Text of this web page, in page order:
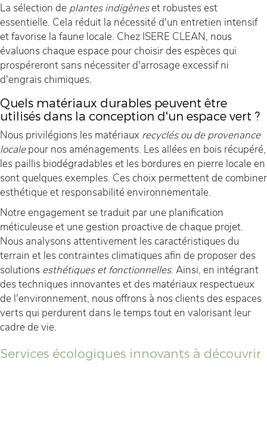
La sélection de plantes indigèneset robustes est
essentielle. Cela réduit la nécessité d'un entretien intensif
et favorise la faune locale. Chez ISERE CLEAN, nous
évaluons chaque espace pour choisir des espèces qui
prospéreront sans nécessiter d'arrosage excessif ni
d'engrais chimiques.
Quels matériaux durables peuvent être
utilisés dans la conception d'un espace vert ?
Nous privilégions les matériaux recyclés ou de provenance
localepour nos aménagements. Les allées en bois récupéré,
les paillis biodégradables et les bordures en pierre locale en
sont quelques exemples. Ces choix permettent de combiner
esthétique et responsabilité environnementale.
Notre engagement se traduit par une planification
méticuleuse et une gestion proactive de chaque projet.
Nous analysons attentivement les caractéristiques du
terrain et les contraintes climatiques afin de proposer des
solutions esthétiques et fonctionnelles. Ainsi, en intégrant
des techniques innovantes et des matériaux respectueux
de l'environnement, nous offrons à nos clients des espaces
verts qui perdurent dans le temps tout en valorisant leur
cadre de vie.
Services écologiques innovants à découvrir